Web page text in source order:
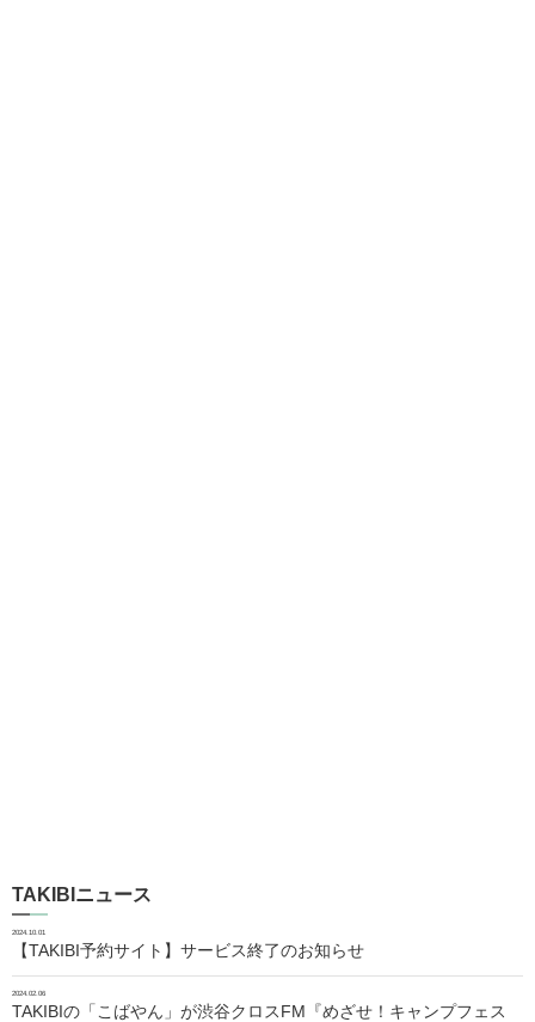
TAKIBIニュース
2024.10.01
【TAKIBI予約サイト】サービス終了のお知らせ
2024.02.06
TAKIBIの「こばやん」が渋谷クロスFM『めざせ！キャンプフェス